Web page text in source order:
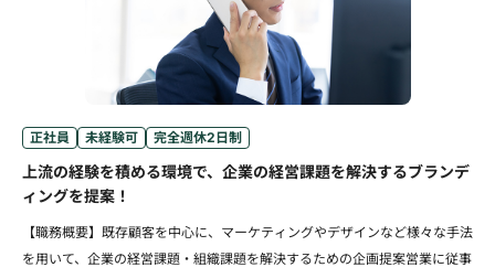
正社員 未経験可 完全週休2日制
上流の経験を積める環境で、企業の経営課題を解決するブランデ
ィングを提案！
【職務概要】既存顧客を中心に、マーケティングやデザインなど様々な手法
を用いて、企業の経営課題・組織課題を解決するための企画提案営業に従事